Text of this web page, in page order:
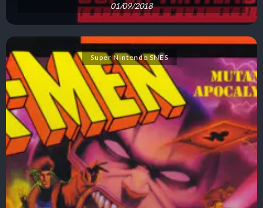
01/09/2018
Super Nintendo SNES